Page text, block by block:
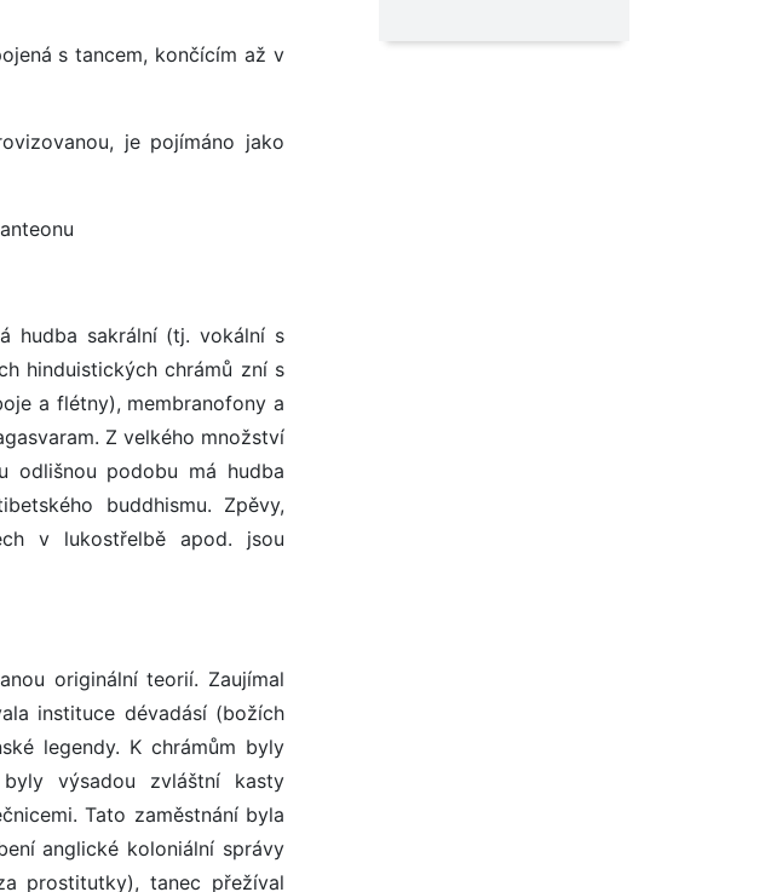
s tancem, končícím až v
je pojímáno jako
hudba sakrální (tj. vokální s
hinduistických chrámů zní s
a flétny), membranofony a
Z velkého množství
odlišnou podobu má hudba
buddhismu. Zpěvy,
v lukostřelbě apod. jsou
originální teorií. Zaujímal
instituce dévadásí (božích
legendy. K chrámům byly
výsadou zvláštní kasty
Tato zaměstnání byla
anglické koloniální správy
prostitutky), tanec přežíval